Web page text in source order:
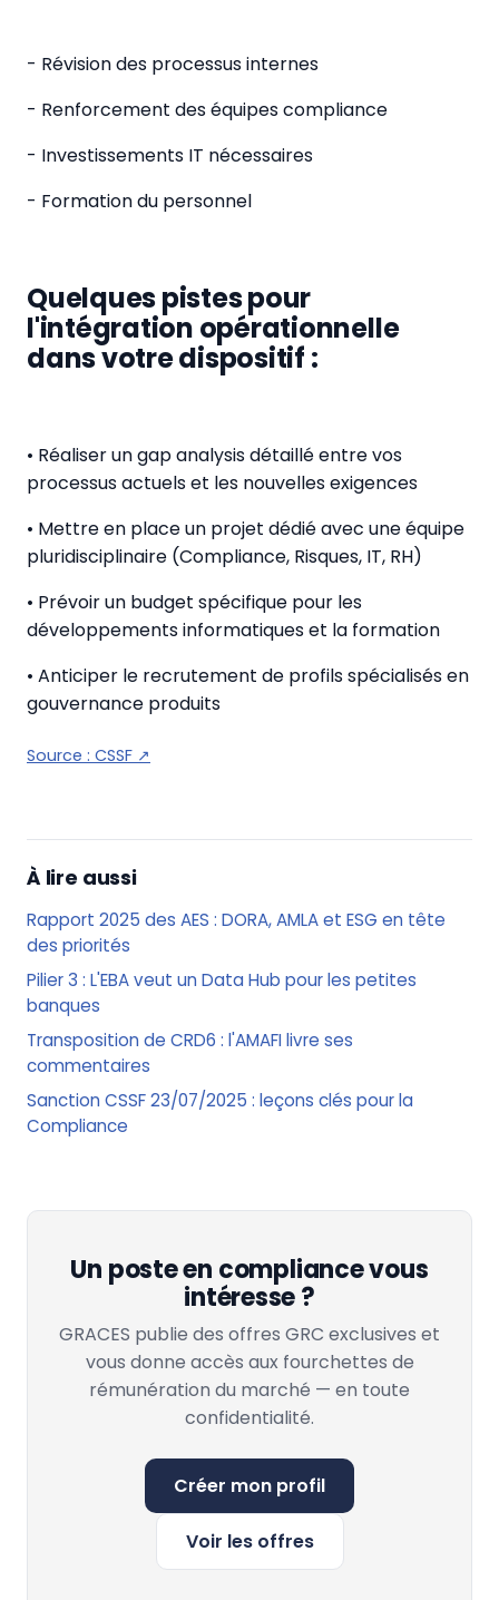
- Révision des processus internes
- Renforcement des équipes compliance
- Investissements IT nécessaires
- Formation du personnel
Quelques pistes pour
l'intégration opérationnelle
dans votre dispositif :
• Réaliser un gap analysis détaillé entre vos
processus actuels et les nouvelles exigences
• Mettre en place un projet dédié avec une équipe
pluridisciplinaire (Compliance, Risques, IT, RH)
• Prévoir un budget spécifique pour les
développements informatiques et la formation
• Anticiper le recrutement de profils spécialisés en
gouvernance produits
Source : CSSF ↗
À lire aussi
Rapport 2025 des AES : DORA, AMLA et ESG en tête
des priorités
Pilier 3 : L'EBA veut un Data Hub pour les petites
banques
Transposition de CRD6 : l'AMAFI livre ses
commentaires
Sanction CSSF 23/07/2025 : leçons clés pour la
Compliance
Un poste en compliance vous
intéresse ?
GRACES publie des offres GRC exclusives et
vous donne accès aux fourchettes de
rémunération du marché — en toute
confidentialité.
Créer mon profil
Voir les offres